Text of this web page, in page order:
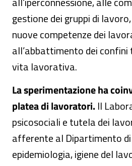
gestione dei gruppi di
nuove competenze dei
all’abbattimento dei
vita lavorativa.
La sperimentazione ha
platea di lavoratori. Il
psicosociali e tutela dei
afferente al Dipartimento
epidemiologia, igiene del